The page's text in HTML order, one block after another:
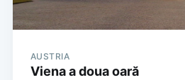
AUSTRIA
Viena a doua oară